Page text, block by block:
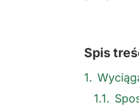
Spis
1.
1.1.